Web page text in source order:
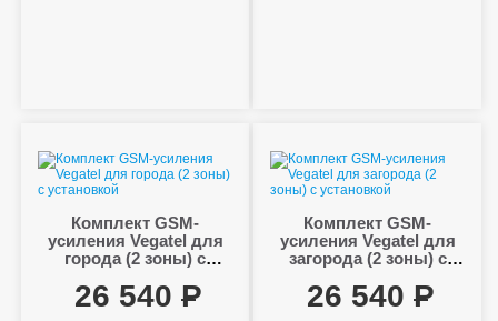
Комплект GSM-
усиления Vegatel для
города (2 зоны) с
26 540
Комплект GSM-
усиления Vegatel для
загорода (2 зоны) с
26 540